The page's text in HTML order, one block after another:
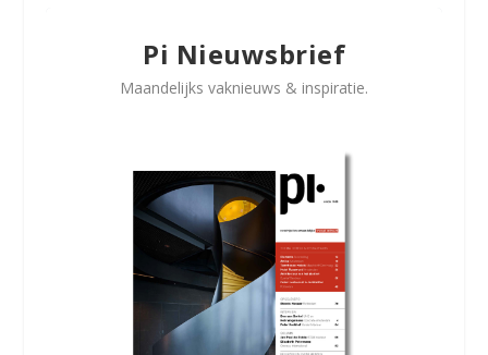
Pi Nieuwsbrief
Maandelijks vaknieuws & inspiratie.